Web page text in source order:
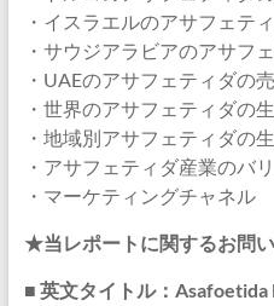
・イスラエルのアサフェテ
・サウジアラビアのアサフ
・UAEのアサフェティダの
・世界のアサフェティダの
・地域別アサフェティダの
・アサフェティダ産業のバ
・マーケティングチャネル
★当レポートに関するお問
■ 英文タイトル：